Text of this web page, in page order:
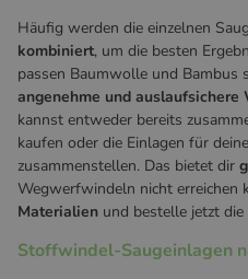
Häufig werden die einzelnen
kombiniert, um die besten
passen Baumwolle und Bambus
angenehme und
kannst entweder bereits
kaufen oder die Einlagen für
zusammenstellen. Das bietet dir
Wegwerfwindeln nicht erreichen
Materialien und bestelle jetzt
Stoffwindel-Saugeinlagen